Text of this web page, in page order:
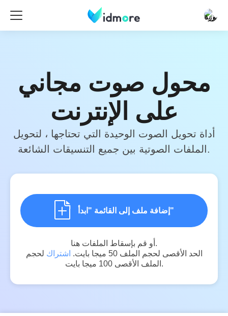
محول صوت مجاني
على الإنترنت
أداة تحويل الصوت الوحيدة التي تحتاجها ، لتحويل
الملفات الصوتية بين جميع التنسيقات الشائعة.
إضافة ملف إلى القائمة "ابدأ"
أو قم بإسقاط الملفات هنا.
الحد الأقصى لحجم الملف 50 ميجا بايت.
اشتراك لحجم
الملف الأقصى 100 ميجا بايت.